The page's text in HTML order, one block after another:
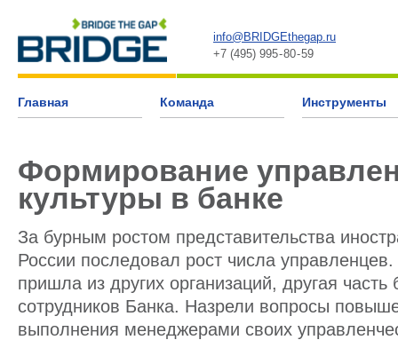
info@BRIDGEthegap.ru
+7 (495) 995 - 80 - 59
Главная Команда Инструменты
Формирование
культуры в банке
За бурным ростом представительства
России последовал рост числа управленцев.
пришла из других организаций, другая
сотрудников Банка. Назрели вопросы
выполнения менеджерами своих